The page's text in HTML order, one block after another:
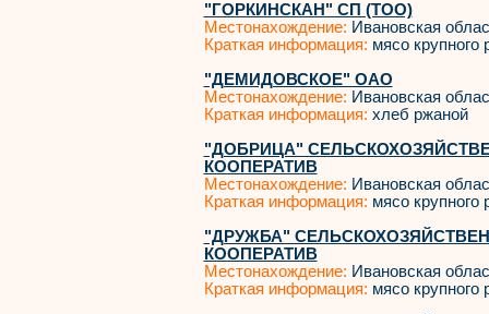
"ГОРКИНСКАН" СП (ТОО)
Местонахождение: Ивановская
Краткая информация: мясо крупного
"ДЕМИДОВСКОЕ" ОАО
Местонахождение: Ивановская
Краткая информация: хлеб ржаной
"ДОБРИЦА"
КООПЕРАТИВ
Местонахождение: Ивановская
Краткая информация: мясо крупного
"ДРУЖБА"
КООПЕРАТИВ
Местонахождение: Ивановская
Краткая информация: мясо крупного